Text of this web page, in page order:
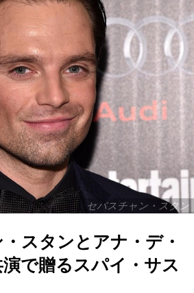
セバスチャン・スタン
スタンとアナ・デ・
で贈るスパイ・サス